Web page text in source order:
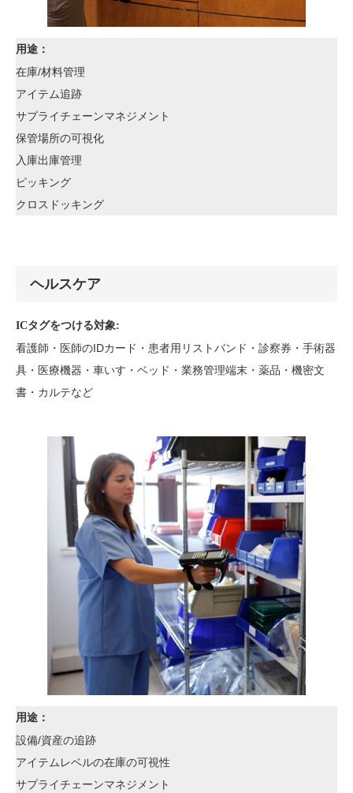
用途：
在庫/材料管理
アイテム追跡
サプライチェーンマネジメント
保管場所の可視化
入庫出庫管理
ピッキング
クロスドッキング
ヘルスケア
ICタグをつける対象:
看護師・医師のIDカード・患者用リストバンド・診察券・手術器
具・医療機器・車いす・ベッド・業務管理端末・薬品・機密文
書・カルテなど
用途：
設備/資産の追跡
アイテムレベルの在庫の可視性
サプライチェーンマネジメント